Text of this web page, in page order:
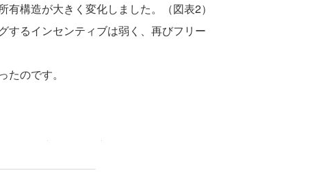
構造が大きく変化しました。（図表2）
するインセンティブは弱く、再びフリー
のです。